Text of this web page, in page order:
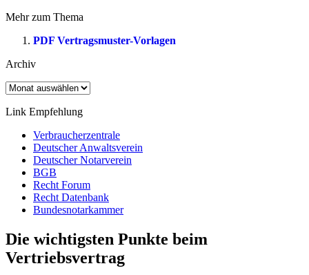
Mehr zum Thema
PDF Vertragsmuster-Vorlagen
Archiv
Archiv
Link Empfehlung
Verbraucherzentrale
Deutscher Anwaltsverein
Deutscher Notarverein
BGB
Recht Forum
Recht Datenbank
Bundesnotarkammer
Die wichtigsten Punkte beim
Vertriebsvertrag